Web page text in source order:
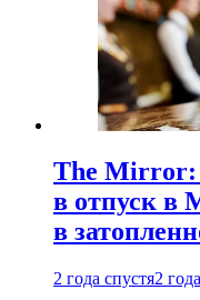
The Mirror:
в отпуск в
в
2 года спустя2